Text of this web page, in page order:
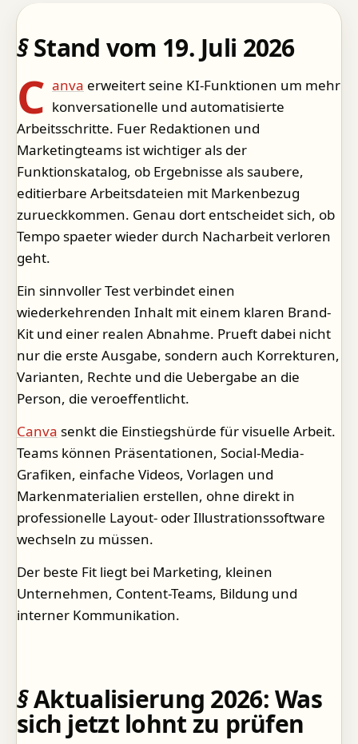
Stand vom 19. Juli 2026
C anva erweitert seine KI-Funktionen um mehr
konversationelle und automatisierte
Arbeitsschritte. Fuer Redaktionen und
Marketingteams ist wichtiger als der
Funktionskatalog, ob Ergebnisse als saubere,
editierbare Arbeitsdateien mit Markenbezug
zurueckkommen. Genau dort entscheidet sich, ob
Tempo spaeter wieder durch Nacharbeit verloren
geht.
Ein sinnvoller Test verbindet einen
wiederkehrenden Inhalt mit einem klaren Brand-
Kit und einer realen Abnahme. Prueft dabei nicht
nur die erste Ausgabe, sondern auch Korrekturen,
Varianten, Rechte und die Uebergabe an die
Person, die veroeffentlicht.
Canva senkt die Einstiegshürde für visuelle Arbeit.
Teams können Präsentationen, Social-Media-
Grafiken, einfache Videos, Vorlagen und
Markenmaterialien erstellen, ohne direkt in
professionelle Layout- oder Illustrationssoftware
wechseln zu müssen.
Der beste Fit liegt bei Marketing, kleinen
Unternehmen, Content-Teams, Bildung und
interner Kommunikation.
Aktualisierung 2026: Was
sich jetzt lohnt zu prüfen